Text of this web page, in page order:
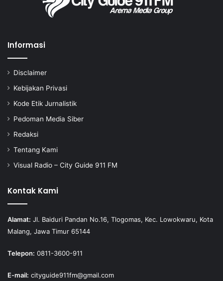
Informasi
Disclaimer
Kebijakan Privasi
Kode Etik Jurnalistik
Pedoman Media Siber
Redaksi
Tentang Kami
Visual Radio – City Guide 911 FM
Kontak Kami
Alamat: Jl. Baiduri Pandan No.16, Tlogomas, Kec. Lowokwaru, Kota
Malang, Jawa Timur 65144
Telepon: 0811-3600-911
E-mail: cityguide911fm@gmail.com